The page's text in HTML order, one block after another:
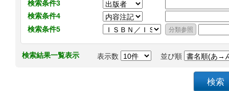
検索条件3
検索条件4
検索条件5
検索結果一覧表示 表示数 並び順